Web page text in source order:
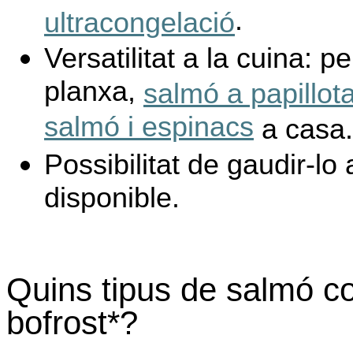
ultracongelació.
Versatilitat a la cuina:
planxa, salmó a
salmó i espinacs a casa.
Possibilitat de gaudir-lo
disponible.
Quins tipus de salmó
bofrost*?